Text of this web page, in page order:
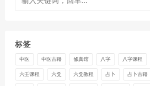
标签
中医 中医古籍 修真馆 八字 八字课程
六壬课程 六爻 六爻教程 占卜 占卜古籍